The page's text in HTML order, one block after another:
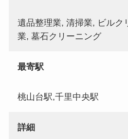
遺品整理業, 清掃業, ビルク
業, 墓石クリーニング
最寄駅
桃山台駅,千里中央駅
詳細